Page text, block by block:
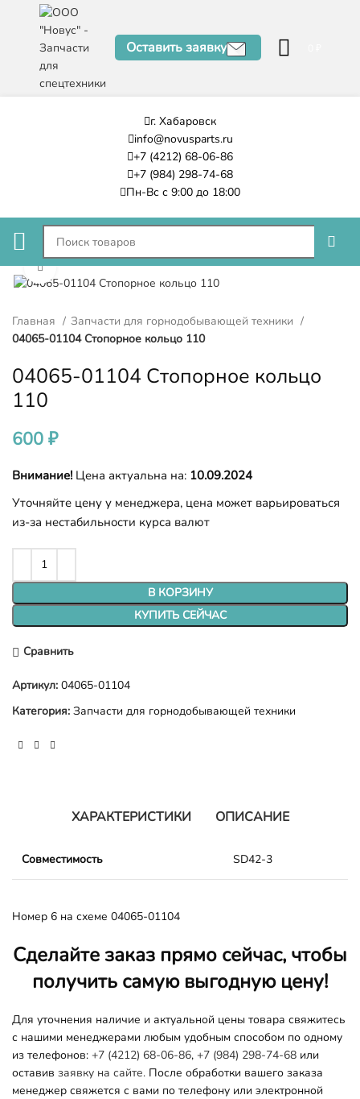
Оставить заявку
г. Хабаровск
info@novusparts.ru
+7 (4212) 68-06-86
+7 (984) 298-74-68
Пн-Вс с 9:00 до 18:00
Нажмите, чтобы увеличить
Главная
Запчасти для горнодобывающей техники
04065-01104 Стопорное кольцо 110
04065-01104 Стопорное кольцо
110
600 ₽
Внимание! Цена актуальна на: 10.09.2024
Уточняйте цену у менеджера, цена может варьироваться
из-за нестабильности курса валют
В КОРЗИНУ
КУПИТЬ СЕЙЧАС
Сравнить
Артикул: 04065-01104
Категория: Запчасти для горнодобывающей техники
ХАРАКТЕРИСТИКИ ОПИСАНИЕ
Совместимость SD42-3
Номер 6 на схеме 04065-01104
Сделайте заказ прямо сейчас, чтобы
получить самую выгодную цену!
Для уточнения наличие и актуальной цены товара свяжитесь
с нашими менеджерами любым удобным способом по одному
из телефонов: +7 (4212) 68-06-86, +7 (984) 298-74-68 или
оставив заявку на сайте. После обработки вашего заказа
менеджер свяжется с вами по телефону или электронной